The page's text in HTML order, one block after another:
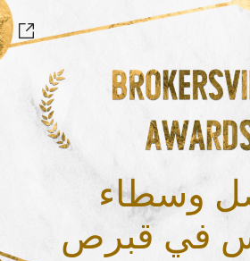
وسطاء
في قبرص